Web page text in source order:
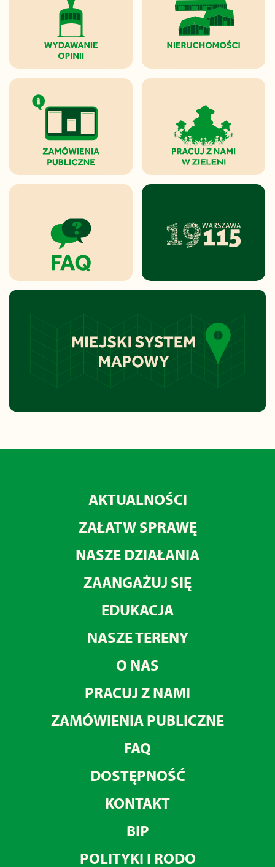
AKTUALNOŚCI
ZAŁATW SPRAWĘ
NASZE DZIAŁANIA
ZAANGAŻUJ SIĘ
EDUKACJA
NASZE TERENY
O NAS
PRACUJ Z NAMI
ZAMÓWIENIA PUBLICZNE
FAQ
DOSTĘPNOŚĆ
KONTAKT
BIP
POLITYKI I RODO